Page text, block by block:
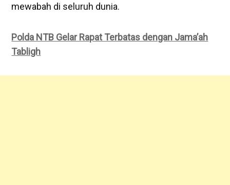
mewabah di seluruh dunia.
Polda NTB Gelar Rapat Terbatas dengan Jama’ah
Tabligh